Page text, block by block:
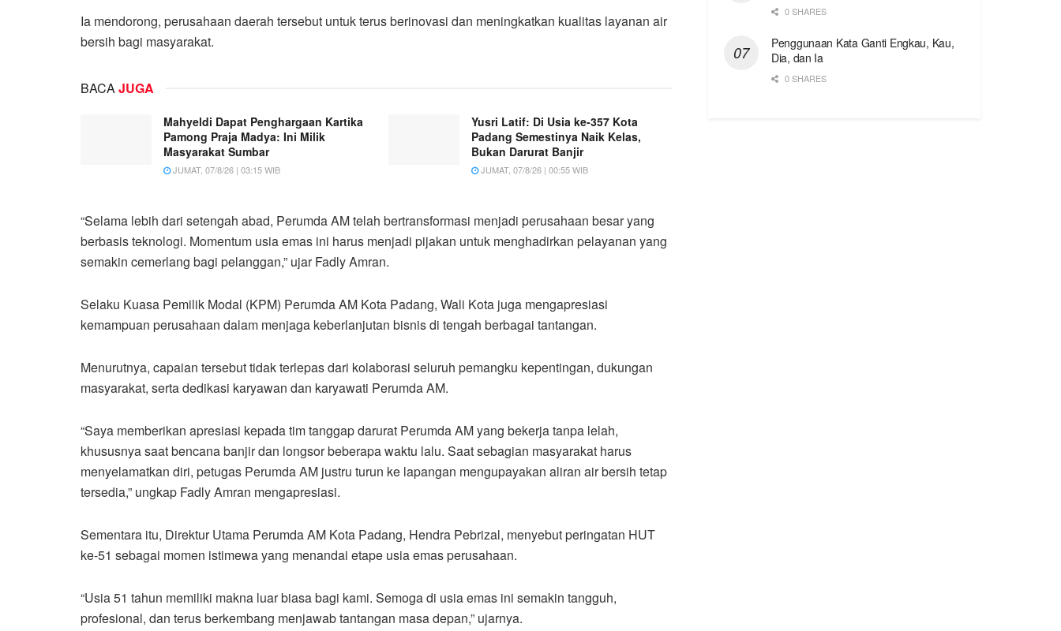
Ia mendorong, perusahaan daerah tersebut untuk terus berinovasi dan meningkatkan kualitas layanan air
bersih bagi masyarakat.
BACAJUGA
Mahyeldi Dapat Penghargaan Kartika
Pamong Praja Madya: Ini Milik
Masyarakat Sumbar
JUMAT, 07/8/26 | 03:15 WIB
Yusri Latif: Di Usia ke-357 Kota
Padang Semestinya Naik Kelas,
Bukan Darurat Banjir
JUMAT, 07/8/26 | 00:55 WIB
“Selama lebih dari setengah abad, Perumda AM telah bertransformasi menjadi perusahaan besar yang
berbasis teknologi. Momentum usia emas ini harus menjadi pijakan untuk menghadirkan pelayanan yang
semakin cemerlang bagi pelanggan,” ujar Fadly Amran.
Selaku Kuasa Pemilik Modal (KPM) Perumda AM Kota Padang, Wali Kota juga mengapresiasi
kemampuan perusahaan dalam menjaga keberlanjutan bisnis di tengah berbagai tantangan.
Menurutnya, capaian tersebut tidak terlepas dari kolaborasi seluruh pemangku kepentingan, dukungan
masyarakat, serta dedikasi karyawan dan karyawati Perumda AM.
“Saya memberikan apresiasi kepada tim tanggap darurat Perumda AM yang bekerja tanpa lelah,
khususnya saat bencana banjir dan longsor beberapa waktu lalu. Saat sebagian masyarakat harus
menyelamatkan diri, petugas Perumda AM justru turun ke lapangan mengupayakan aliran air bersih tetap
tersedia,” ungkap Fadly Amran mengapresiasi.
Sementara itu, Direktur Utama Perumda AM Kota Padang, Hendra Pebrizal, menyebut peringatan HUT
ke-51 sebagai momen istimewa yang menandai etape usia emas perusahaan.
“Usia 51 tahun memiliki makna luar biasa bagi kami. Semoga di usia emas ini semakin tangguh,
profesional, dan terus berkembang menjawab tantangan masa depan,” ujarnya.
0 SHARES
Penggunaan Kata Ganti Engkau, Kau,
Dia, dan Ia
0 SHARES